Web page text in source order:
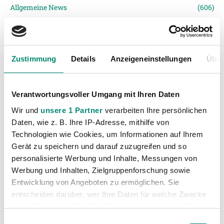
Zustimmung Details Anzeigeneinstellungen
Verantwortungsvoller Umgang mit Ihren Daten
Wir und unsere 1 Partner verarbeiten Ihre persönlichen
Daten, wie z. B. Ihre IP-Adresse, mithilfe von
Technologien wie Cookies, um Informationen auf Ihrem
Gerät zu speichern und darauf zuzugreifen und so
personalisierte Werbung und Inhalte, Messungen von
Werbung und Inhalten, Zielgruppenforschung sowie
Entwicklung von Angeboten zu ermöglichen. Sie
entscheiden darüber, wer Ihre Daten für welche Zwecke
nutzt. Sie können Ihre Einwilligung jederzeit über die
Allgemeine News
(606)
Junge Wikinger Ried
(413)
(74)
Unkategorisiert
VORIGER NEWSEINTRAG
Ried feiert klaren 4:0-Heimsieg gegen Wacker Innsbruck
NÄCHSTER NEWSEINTRAG
Im Cup-Viertelfinale zuhause gegen SKN St. Pölten